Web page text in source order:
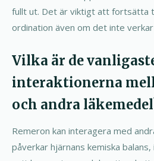
fullt ut. Det är viktigt att fortsätta
ordination även om det inte
Vilka är de
interaktionerna
och andra
Remeron kan interagera med
påverkar hjärnans kemiska balans,